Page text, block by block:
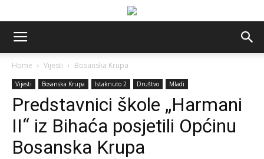
Home Vijesti Bosanska Krupa
Vijesti Bosanska Krupa Istaknuto 2 Društvo Mladi
Predstavnici škole „Harmani
II“ iz Bihaća posjetili Općinu
Bosanska Krupa